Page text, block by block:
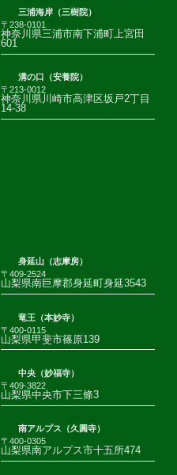
三浦海岸（三樹院）
〒238-0101
神奈川県三浦市南下浦町上宮田
601
溝の口（安養院）
〒213-0012
神奈川県川崎市高津区坂戸2丁目
14-38
身延山（志摩房）
〒409-2524
山梨県南巨摩郡身延町身延3543
竜王（本妙寺）
〒400-0115
山梨県甲斐市篠原139
中央（妙福寺）
〒409-3822
山梨県中央市下三條3
南アルプス（久圓寺）
〒400-0305
山梨県南アルプス市十五所474